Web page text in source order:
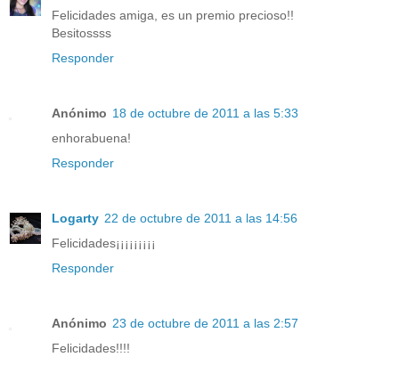
Felicidades amiga, es un premio precioso!!
Besitossss
Responder
Anónimo 18 de octubre de 2011 a las 5:33
enhorabuena!
Responder
Logarty 22 de octubre de 2011 a las 14:56
Felicidades¡¡¡¡¡¡¡¡¡
Responder
Anónimo 23 de octubre de 2011 a las 2:57
Felicidades!!!!